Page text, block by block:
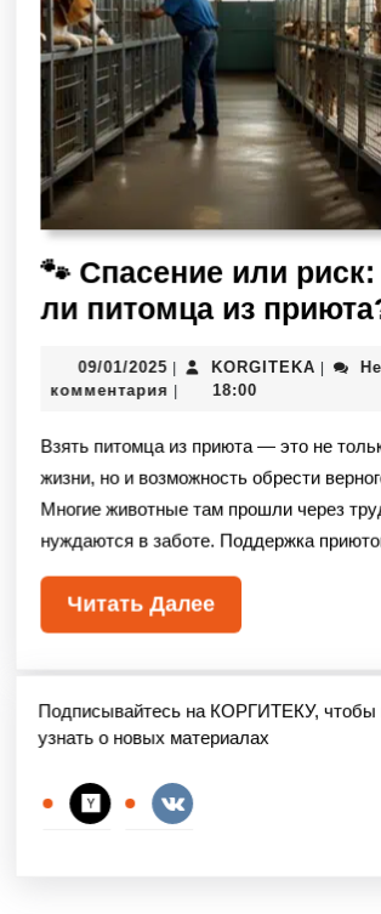
🐾 Спасение или риск:
ли питомца из
09/01/2025 KORGITEKA
комментария
18:00
Взять питомца из приюта — это не только спасение
жизни, но и возможность обрести
Многие животные там прошли через
нуждаются в заботе. Поддержка
Читать Далее
Подписывайтесь на КОРГИТЕКУ, чтобы
узнать о новых материалах